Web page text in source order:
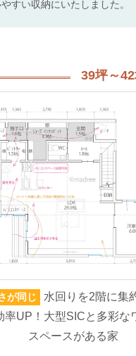
すい収納にいたしました。
39坪～
が同じ
水回りを2階に集
率UP！大型SICと多彩な
スペースがある家